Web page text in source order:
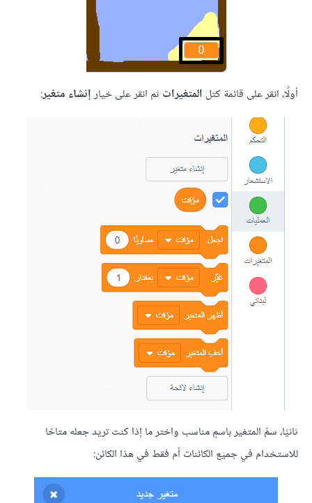
على قائمة كتلالمتغيرات ثم انقر على خيارإنشاء متغير:
سمِّ المتغير باسمٍ مناسب واختر ما إذا كنت تريد جعله متاحًا
في جميع الكائنات أم فقط في هذا الكائن: